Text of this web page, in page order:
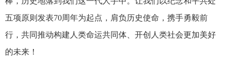
五项原则发表70周年为起点，肩负历史使命，携手勇毅前
行，共同推动构建人类命运共同体、开创人类社会更加美好
的未来！